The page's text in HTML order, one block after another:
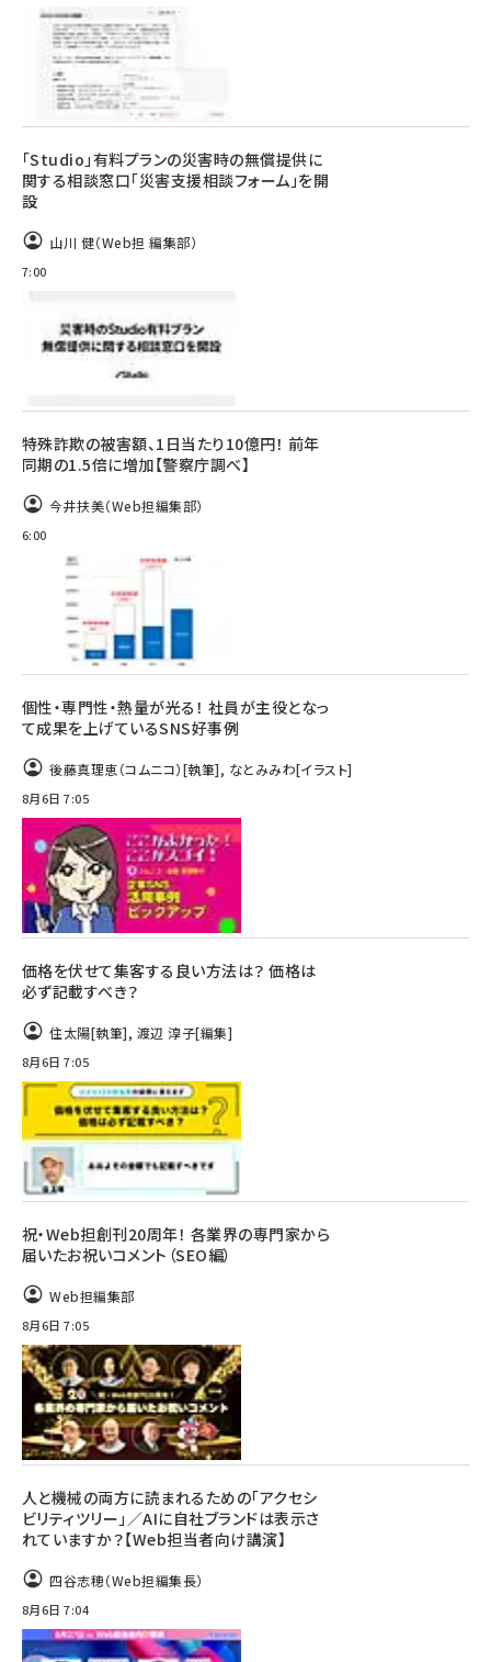
「Studio」有料プランの災害時の無償提供に
関する相談窓口「災害支援相談フォーム」を開
設
山川 健（Web担 編集部）
7:00
特殊詐欺の被害額、1日当たり10億円！ 前年
同期の1.5倍に増加【警察庁調べ】
今井扶美（Web担編集部）
6:00
個性・専門性・熱量が光る！ 社員が主役となっ
て成果を上げているSNS好事例
後藤真理恵（コムニコ）[執筆], なとみみわ[イラスト]
8月6日 7:05
価格を伏せて集客する良い方法は？ 価格は
必ず記載すべき？
住太陽[執筆], 渡辺 淳子[編集]
8月6日 7:05
祝・Web担創刊20周年！ 各業界の専門家から
届いたお祝いコメント（SEO編）
Web担編集部
8月6日 7:05
人と機械の両方に読まれるための「アクセシ
ビリティツリー」／AIに自社ブランドは表示さ
れていますか？【Web担当者向け講演】
四谷志穂（Web担編集長）
8月6日 7:04